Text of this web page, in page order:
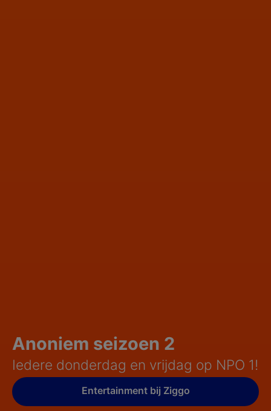
Anoniem seizoen 2
Iedere donderdag en vrijdag op NPO 1!
Entertainment bij Ziggo